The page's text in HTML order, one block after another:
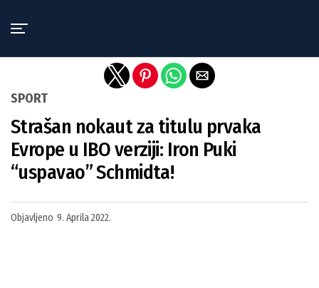
SPORT
Strašan nokaut za titulu prvaka
Evrope u IBO verziji: Iron Puki
“uspavao” Schmidta!
Objavljeno 9. Aprila 2022.